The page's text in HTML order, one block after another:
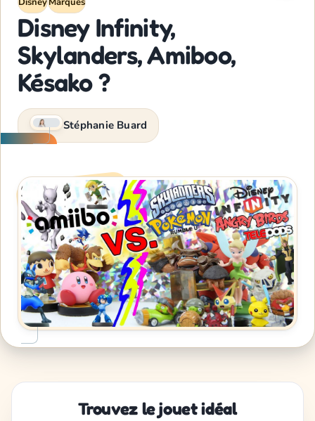
Disney Infinity,
Skylanders, Amiboo,
Késako ?
Stéphanie Buard
Trouvez le jouet idéal